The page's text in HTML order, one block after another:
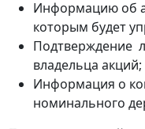
Информацию об
которым будет
Подтверждение
владельца акций;
Информация о
номинального